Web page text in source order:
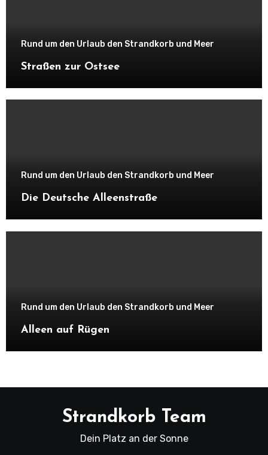
Rund um den Urlaub den Strandkorb und Meer
Straßen zur Ostsee
Rund um den Urlaub den Strandkorb und Meer
Die Deutsche Alleenstraße
Rund um den Urlaub den Strandkorb und Meer
Alleen auf Rügen
Strandkorb Team
Dein Platz an der Sonne